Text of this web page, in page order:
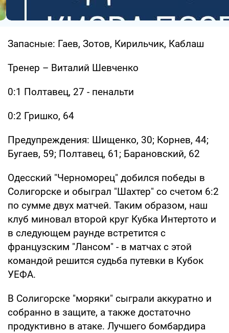
Запасные: Гаев, Зотов, Кирильчик, Каблаш
Тренер – Виталий Шевченко
0:1 Полтавец, 27 - пенальти
0:2 Гришко, 64
Предупреждения: Шищенко, 30; Корнев, 44;
Бугаев, 59; Полтавец, 61; Барановский, 62
Одесский "Черноморец" добился победы в
Солигорске и обыграл "Шахтер" со счетом 6:2
по сумме двух матчей. Таким образом, наш
клуб миновал второй круг Кубка Интертото и
в следующем раунде встретится с
французским "Лансом" - в матчах с этой
командой решится судьба путевки в Кубок
УЕФА.
В Солигорске "моряки" сыграли аккуратно и
собранно в защите, а также достаточно
продуктивно в атаке. Лучшего бомбардира